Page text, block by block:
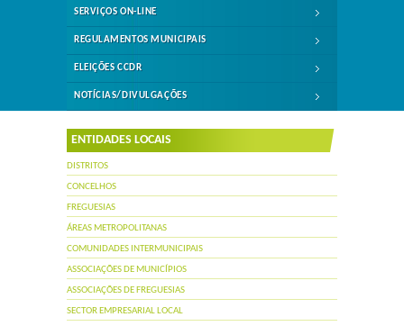
SERVIÇOS ON-LINE
REGULAMENTOS MUNICIPAIS
ELEIÇÕES CCDR
NOTÍCIAS/DIVULGAÇÕES
ENTIDADES LOCAIS
DISTRITOS
CONCELHOS
FREGUESIAS
ÁREAS METROPOLITANAS
COMUNIDADES INTERMUNICIPAIS
ASSOCIAÇÕES DE MUNICÍPIOS
ASSOCIAÇÕES DE FREGUESIAS
SECTOR EMPRESARIAL LOCAL